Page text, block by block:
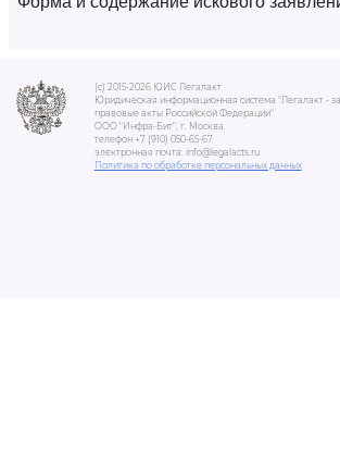
(c) 2015-2026 ЮИС Легалакт
Юридическая информационная система "Легалакт -
правовые акты Российской Федерации"
ООО "Инфра-Бит", г. Москва.
телефон +7 (910) 050-65-67
электронная почта: info@legalacts.ru
Политика по обработке персональных данных